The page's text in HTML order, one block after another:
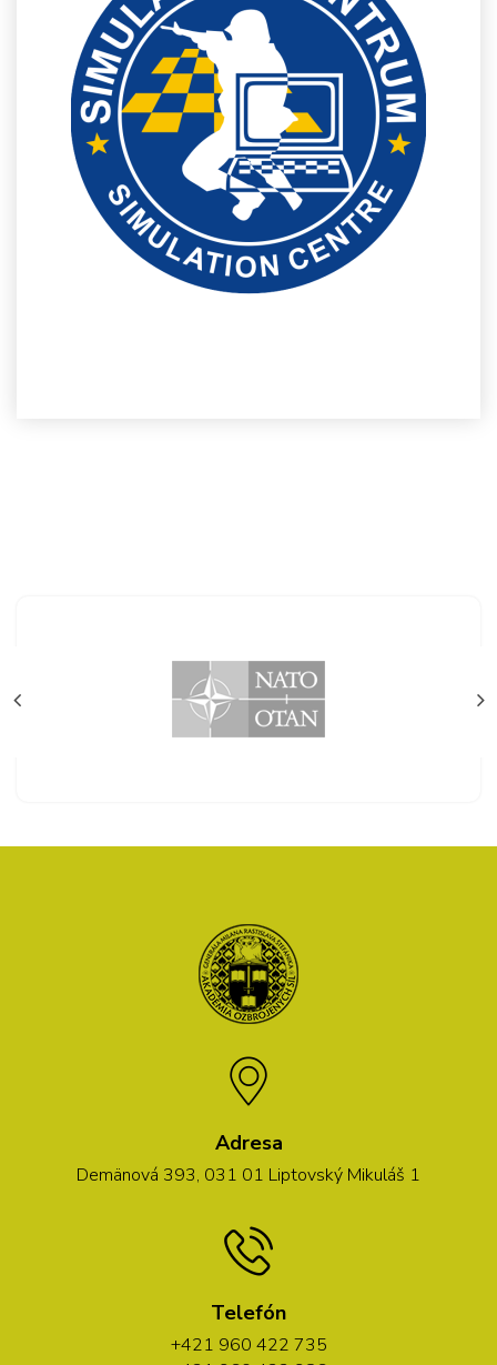
Adresa
Demänová 393, 031 01 Liptovský Mikuláš 1
Telefón
+421 960 422 735